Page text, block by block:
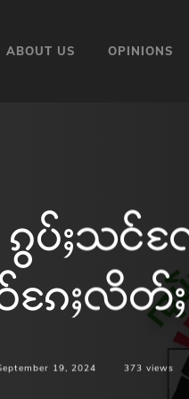
ABOUT US OPINIONS
ၵွပ်ႈသင်
ႄႈလိတ်ႈ
19, 2024 373 views